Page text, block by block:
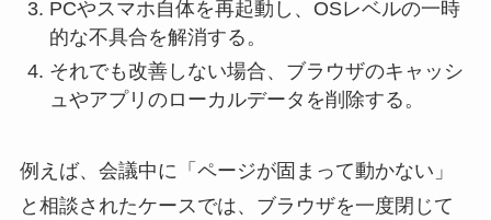
PCやスマホ自体を再起動し、OSレベルの一時
的な不具合を解消する。
それでも改善しない場合、ブラウザのキャッシ
ュやアプリのローカルデータを削除する。
例えば、会議中に「ページが固まって動かない」
と相談されたケースでは、ブラウザを一度閉じて